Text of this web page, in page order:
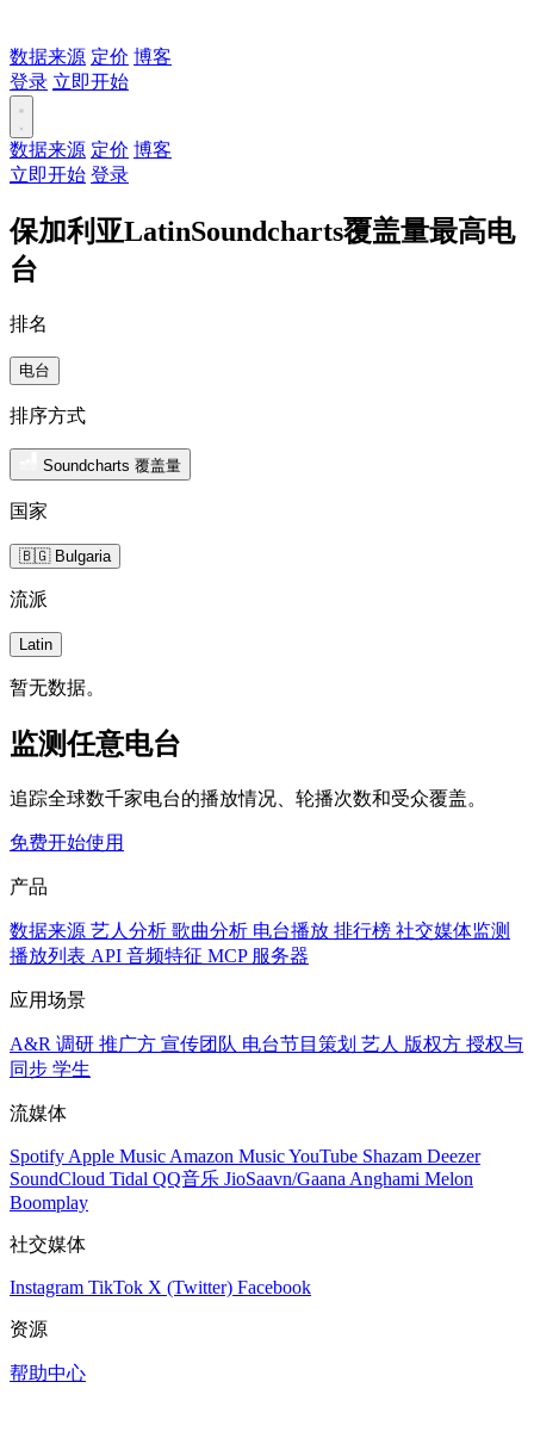
数据来源 定价 博客
登录 立即开始
数据来源 定价 博客
立即开始 登录
保加利亚LatinSoundcharts覆盖量最高电
台
排名
电台
排序方式
Soundcharts 覆盖量
国家
🇧🇬 Bulgaria
流派
Latin
暂无数据。
监测任意电台
追踪全球数千家电台的播放情况、轮播次数和受众覆盖。
免费开始使用
产品
数据来源 艺人分析 歌曲分析 电台播放 排行榜 社交媒体监测
播放列表 API 音频特征 MCP 服务器
应用场景
A&R 调研 推广方 宣传团队 电台节目策划 艺人 版权方 授权与
同步 学生
流媒体
Spotify Apple Music Amazon MusicYouTube Shazam Deezer
SoundCloud Tidal QQ音乐 JioSaavn/Gaana Anghami Melon
Boomplay
社交媒体
Instagram TikTok X (Twitter) Facebook
资源
帮助中心